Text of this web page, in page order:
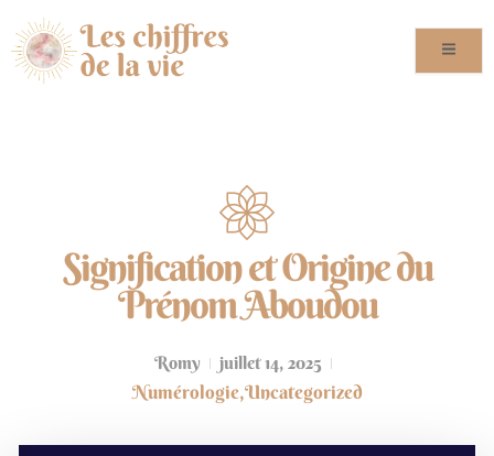
Signification et Origine du
Prénom Aboudou
Romy juillet 14, 2025
Numérologie,Uncategorized